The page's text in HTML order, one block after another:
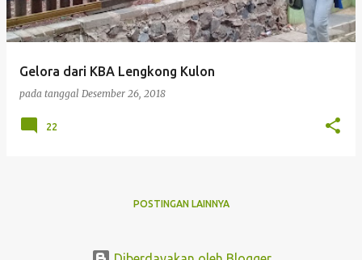
n
Gelora dari KBA Lengkong Kulon
pada tanggal Desember 26, 2018
22
POSTINGAN LAINNYA